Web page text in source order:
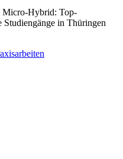
Micro-Hybrid: Top-
Studiengänge in Thüringen